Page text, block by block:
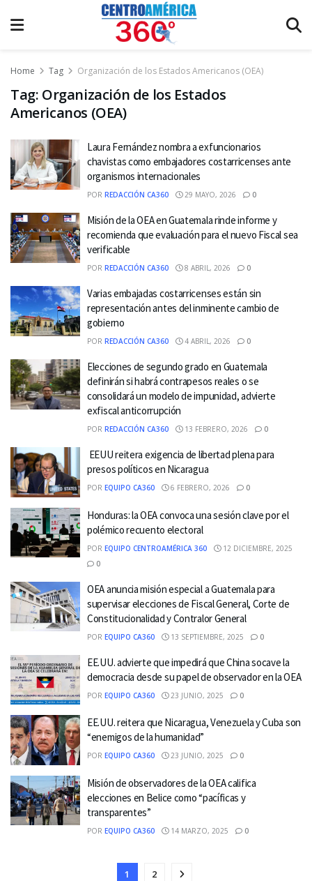
Home Tag Organización de los Estados Americanos (OEA)
Tag: Organización de los Estados
Americanos (OEA)
Laura Fernández nombra a exfuncionarios
chavistas como embajadores costarricenses ante
organismos internacionales
POR REDACCIÓN CA360 29 MAYO, 2026 0
Misión de la OEA en Guatemala rinde informe y
recomienda que evaluación para el nuevo Fiscal sea
verificable
POR REDACCIÓN CA360 8 ABRIL, 2026 0
Varias embajadas costarricenses están sin
representación antes del inminente cambio de
gobierno
POR REDACCIÓN CA360 4 ABRIL, 2026 0
Elecciones de segundo grado en Guatemala
definirán si habrá contrapesos reales o se
consolidará un modelo de impunidad, advierte
exfiscal anticorrupción
POR REDACCIÓN CA360 13 FEBRERO, 2026 0
EEUU reitera exigencia de libertad plena para
presos políticos en Nicaragua
POR EQUIPO CA360 6 FEBRERO, 2026 0
Honduras: la OEA convoca una sesión clave por el
polémico recuento electoral
POR EQUIPO CENTROAMÉRICA 360
12 DICIEMBRE, 2025
0
OEA anuncia misión especial a Guatemala para
supervisar elecciones de Fiscal General, Corte de
Constitucionalidad y Contralor General
POR EQUIPO CA360 13 SEPTIEMBRE, 2025 0
EE.UU. advierte que impedirá que China socave la
democracia desde su papel de observador en la OEA
POR EQUIPO CA360 23 JUNIO, 2025 0
EE.UU. reitera que Nicaragua, Venezuela y Cuba son
“enemigos de la humanidad”
POR EQUIPO CA360 23 JUNIO, 2025 0
Misión de observadores de la OEA califica
elecciones en Belice como “pacíficas y
transparentes”
POR EQUIPO CA360 14 MARZO, 2025 0
1 2